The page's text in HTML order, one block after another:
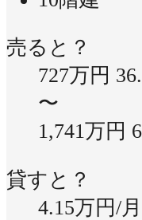
売ると？
727万円
〜
1,741万円
貸すと？
4.15万円/月